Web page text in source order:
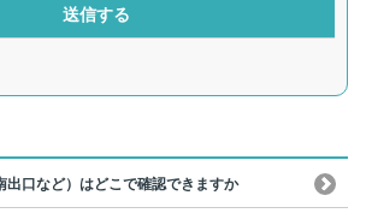
送信する
出口など）はどこで確認できますか